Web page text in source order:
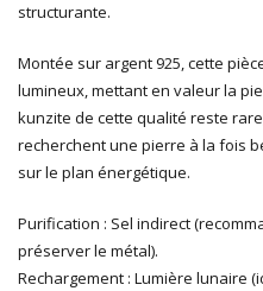
structurante.
Montée sur argent 925, cette
lumineux, mettant en valeur la
kunzite de cette qualité reste
recherchent une pierre à la fois
sur le plan énergétique.
Purification : Sel indirect
préserver le métal).
Rechargement : Lumière lunaire